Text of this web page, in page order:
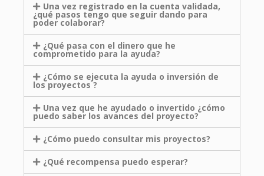
Una vez registrado en la cuenta validada,
¿qué pasos tengo que seguir dando para
poder colaborar?
¿Qué pasa con el dinero que he
comprometido para la ayuda?
¿Cómo se ejecuta la ayuda o inversión de
los proyectos ?
Una vez que he ayudado o invertido ¿cómo
puedo saber los avances del proyecto?
¿Cómo puedo consultar mis proyectos?
¿Qué recompensa puedo esperar?